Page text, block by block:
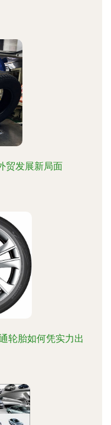
贸发展新局面
轮胎如何凭实力出